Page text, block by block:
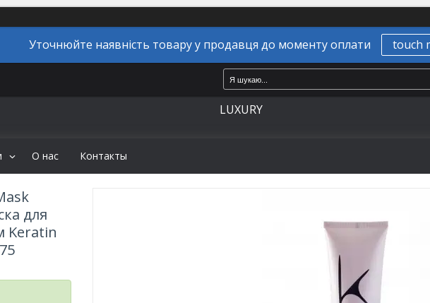
Уточнюйте наявність товару у продавця до моменту оплати touch
LUXURY
О нас Контакты
для
Keratin